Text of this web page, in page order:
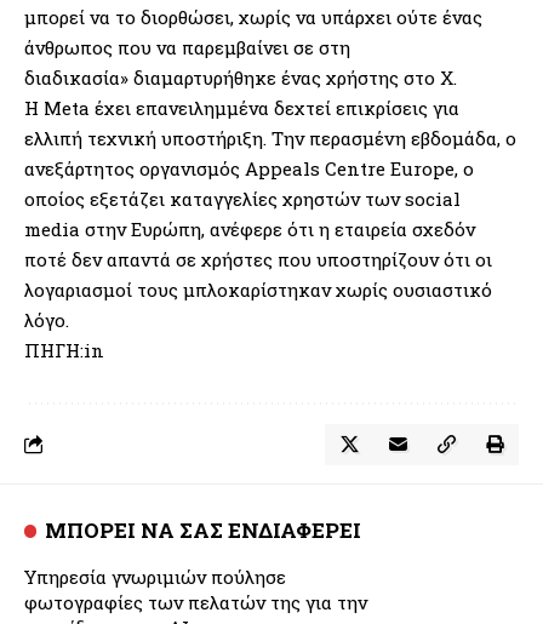
μπορεί να το διορθώσει, χωρίς να υπάρχει ούτε ένας
άνθρωπος που να παρεμβαίνει σε στη
διαδικασία» διαμαρτυρήθηκε ένας χρήστης στο X.
Η Meta έχει επανειλημμένα δεχτεί επικρίσεις για
ελλιπή τεχνική υποστήριξη. Την περασμένη εβδομάδα, ο
ανεξάρτητος οργανισμός Appeals Centre Europe, ο
οποίος εξετάζει καταγγελίες χρηστών των social
media στην Ευρώπη, ανέφερε ότι η εταιρεία σχεδόν
ποτέ δεν απαντά σε χρήστες που υποστηρίζουν ότι οι
λογαριασμοί τους μπλοκαρίστηκαν χωρίς ουσιαστικό
λόγο.
ΠΗΓΗ:in
ΜΠΟΡΕΙ ΝΑ ΣΑΣ ΕΝΔΙΑΦΕΡΕΙ
Υπηρεσία γνωριμιών πούλησε
φωτογραφίες των πελατών της για την